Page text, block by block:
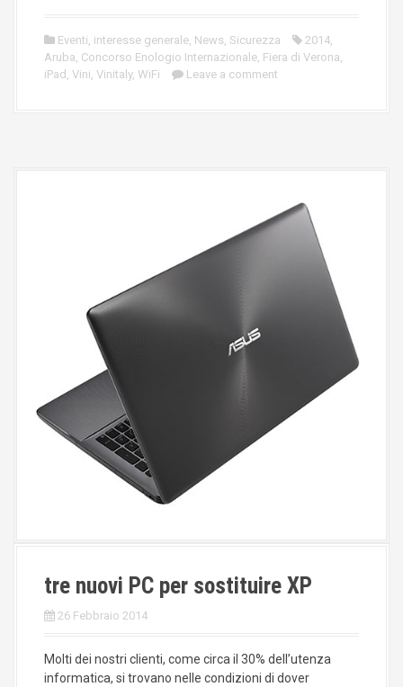
Eventi, interesse generale, News, Sicurezza 2014,
Aruba, Concorso Enologio Internazionale, Fiera di Verona,
iPad , Vini, Vinitaly, WiFi Leave a comment
tre nuovi PC per sostituire XP
26 Febbraio 2014
Molti dei nostri clienti, come circa il 30% dell’utenza
informatica, si trovano nelle condizioni di dover